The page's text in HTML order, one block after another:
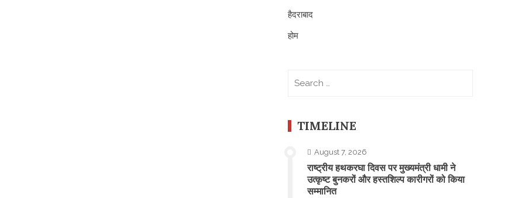
हैदराबाद
होम
TIMELINE
August 7, 2026
राष्ट्रीय हथकरघा दिवस पर मुख्यमंत्री धामी ने
उत्कृष्ट बुनकरों और हस्तशिल्प कारीगरों को किया
सम्मानित